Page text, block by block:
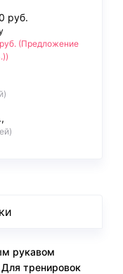
руб.
(Предложение
рукавом
тренировок